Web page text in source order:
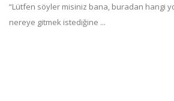
“Lütfen söyler misiniz bana, buradan hangi
nereye gitmek istediğine ...